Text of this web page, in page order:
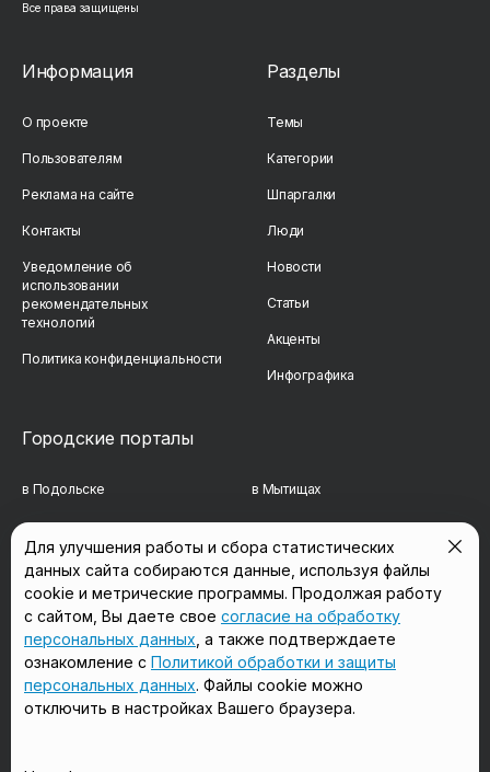
Все права защищены
Информация
О проекте
Пользователям
Реклама на сайте
Контакты
Уведомление об
использовании
рекомендательных
технологий
Политика конфиденциальности
Разделы
Темы
Категории
Шпаргалки
Люди
Новости
Статьи
Акценты
Инфографика
Городские порталы
в Подольске в Мытищах
в Сергиевом Посаде в Люберцах
в Красногорске в Королёве
в Домодедово в Щёлково
Мы в соцсетях
Для улучшения работы и сбора статистических
данных сайта собираются данные, используя файлы
cookie и метрические программы. Продолжая работу
с сайтом, Вы даете свое согласие на обработку
персональных данных , а также подтверждаете
ознакомление с Политикой обработки и защиты
персональных данных. Файлы cookie можно
отключить в настройках Вашего браузера.